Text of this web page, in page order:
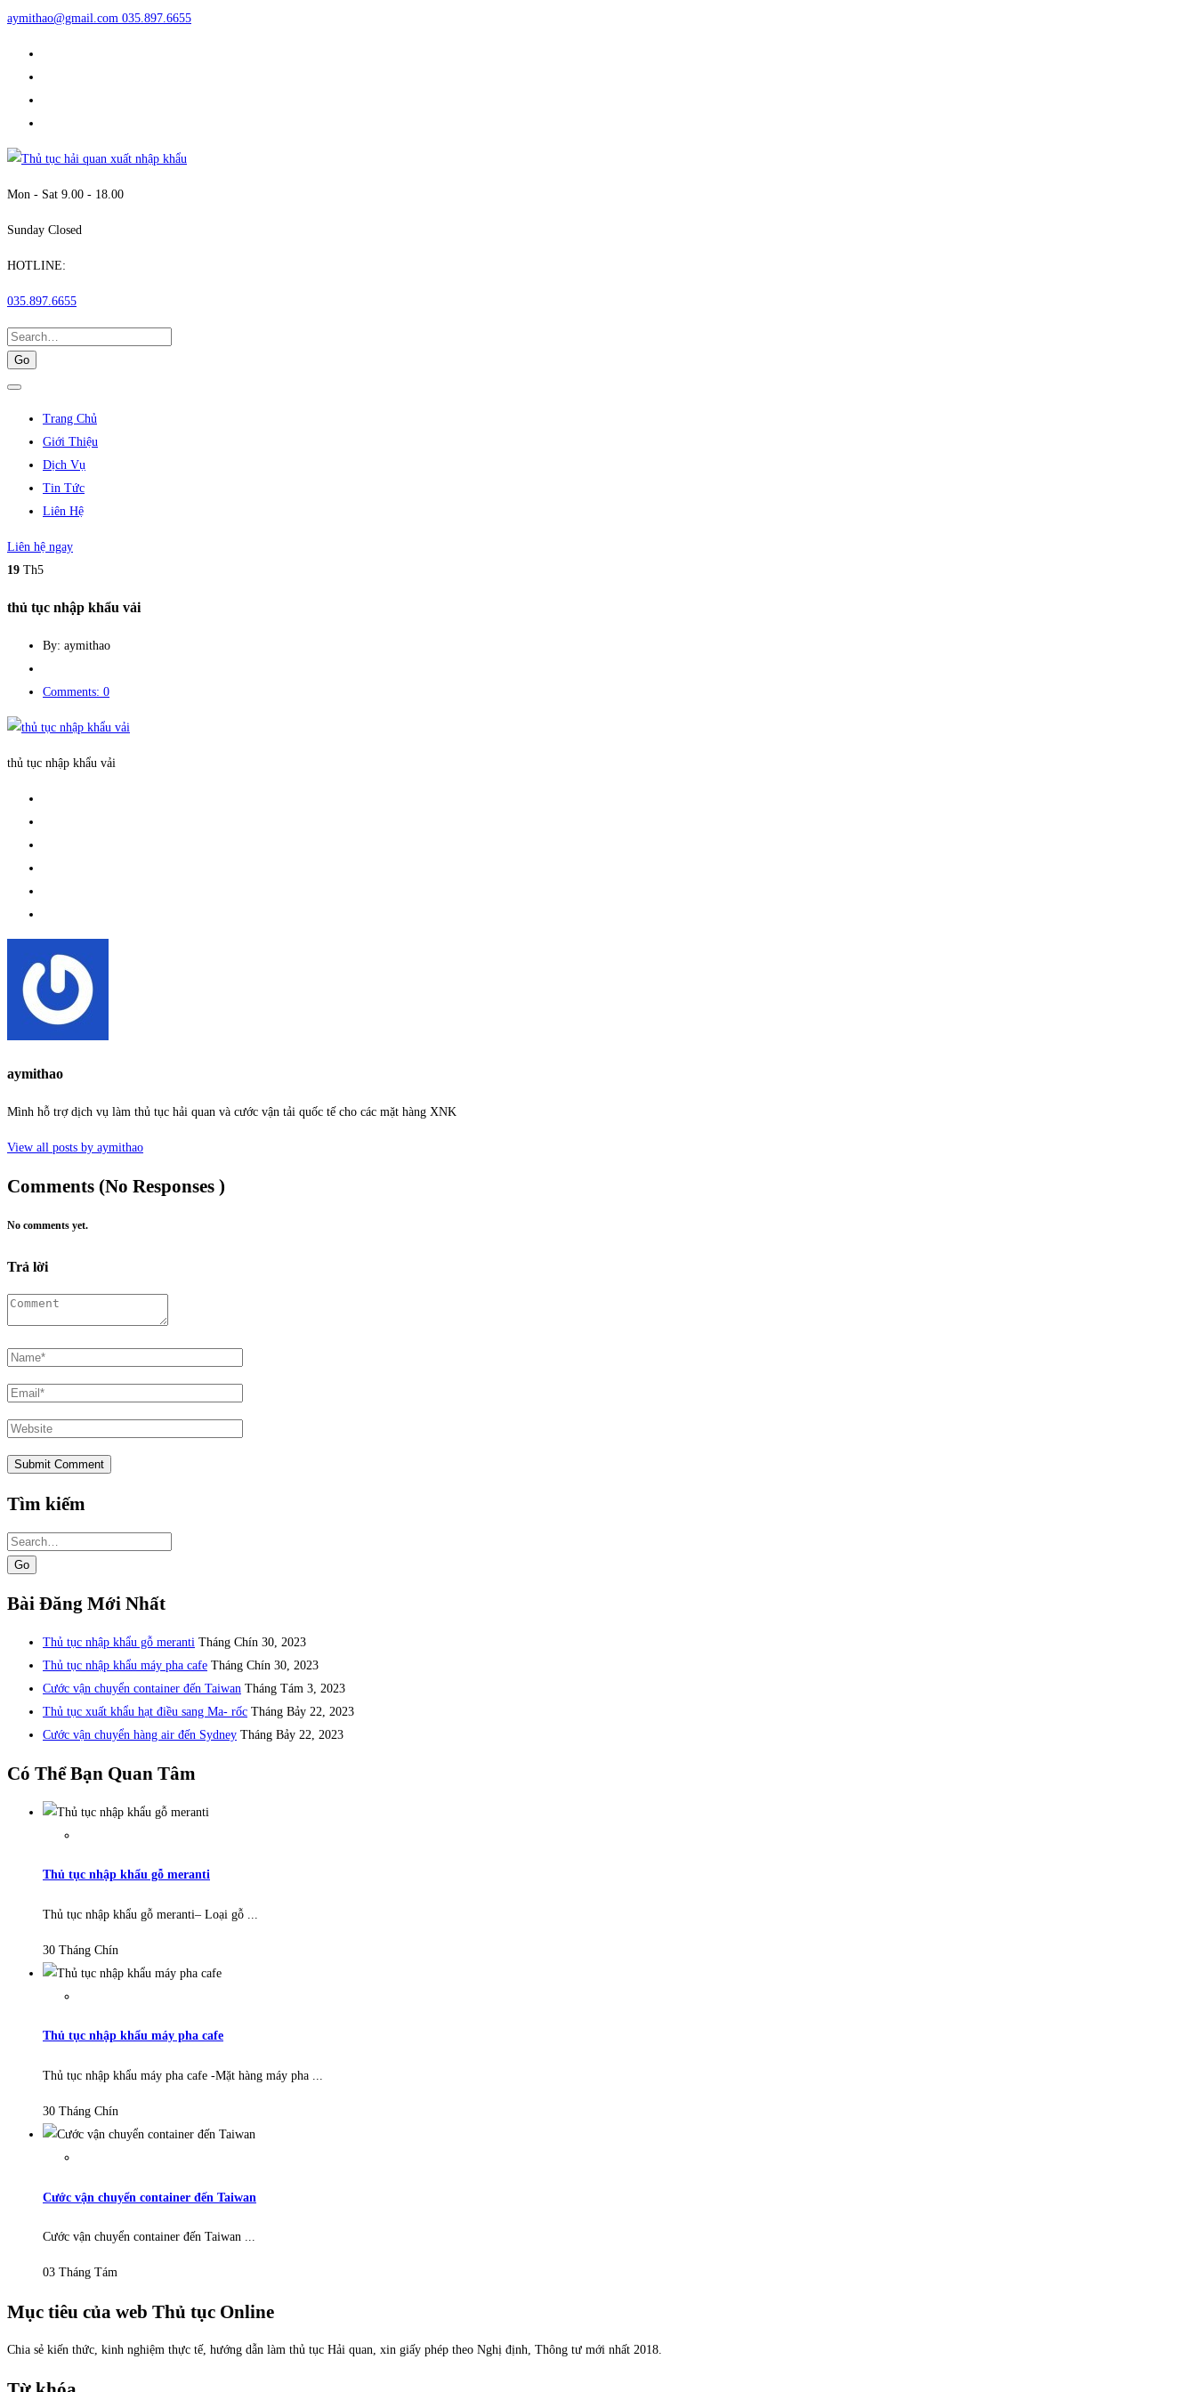
aymithao@gmail.com 035.897.6655
Mon - Sat 9.00 - 18.00
Sunday Closed
HOTLINE:
035.897.6655
Search
for:
Trang Chủ
Giới Thiệu
Dịch Vụ
Tin Tức
Liên Hệ
Liên hệ ngay
19 Th5
thủ tục nhập khẩu vải
By: aymithao
Comments: 0
thủ tục nhập khẩu vải
aymithao
Mình hỗ trợ dịch vụ làm thủ tục hải quan và cước vận tải quốc tế cho các mặt hàng XNK
View all posts by aymithao
Comments (No Responses )
No comments yet.
Trả lời
Tìm kiếm
Search
for:
Bài Đăng Mới Nhất
Thủ tục nhập khẩu gỗ meranti Tháng Chín 30, 2023
Thủ tục nhập khẩu máy pha cafe Tháng Chín 30, 2023
Cước vận chuyển container đến Taiwan Tháng Tám 3, 2023
Thủ tục xuất khẩu hạt điều sang Ma- rốc Tháng Bảy 22, 2023
Cước vận chuyển hàng air đến Sydney Tháng Bảy 22, 2023
Có Thể Bạn Quan Tâm
Thủ tục nhập khẩu gỗ meranti
Thủ tục nhập khẩu gỗ meranti– Loại gỗ ...
30 Tháng Chín
Thủ tục nhập khẩu máy pha cafe
Thủ tục nhập khẩu máy pha cafe -Mặt hàng máy pha ...
30 Tháng Chín
Cước vận chuyển container đến Taiwan
Cước vận chuyển container đến Taiwan ...
03 Tháng Tám
Mục tiêu của web Thủ tục Online
Chia sẻ kiến thức, kinh nghiệm thực tế, hướng dẫn làm thủ tục Hải quan, xin giấy phép theo Nghị định, Thông tư mới nhất 2018.